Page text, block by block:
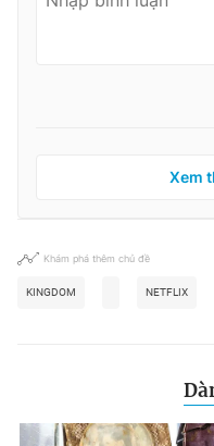
Xem
Khám phá thêm chủ đề
KINGDOM NETFLIX